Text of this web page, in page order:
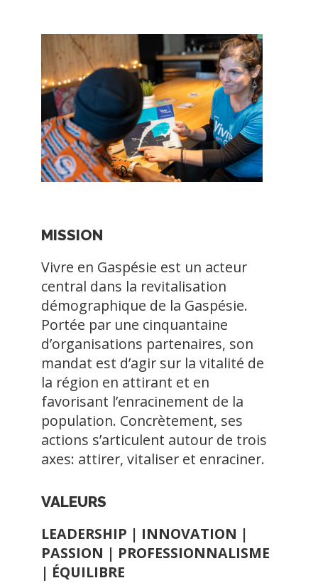
1
3
4
Previous
Next
MISSION
Vivre en Gaspésie est un acteur
central dans la revitalisation
démographique de la Gaspésie.
Portée par une cinquantaine
d’organisations partenaires, son
mandat est d’agir sur la vitalité de
la région en attirant et en
favorisant l’enracinement de la
population. Concrètement, ses
actions s’articulent autour de trois
axes: attirer, vitaliser et enraciner.
VALEURS
LEADERSHIP | INNOVATION |
PASSION | PROFESSIONNALISME
| ÉQUILIBRE